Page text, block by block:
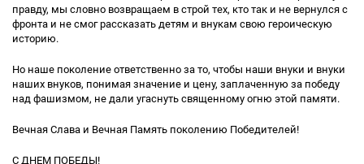
правду, мы словно возвращаем в строй тех, кто так и не вернулся с
фронта и не смог рассказать детям и внукам свою героическую
историю.
Но наше поколение ответственно за то, чтобы наши внуки и внуки
наших внуков, понимая значение и цену, заплаченную за победу
над фашизмом, не дали угаснуть священному огню этой памяти.
Вечная Слава и Вечная Память поколению Победителей!
С ДНЕМ ПОБЕДЫ!